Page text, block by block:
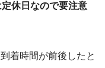
休日なので要注意
着時間が前後したと